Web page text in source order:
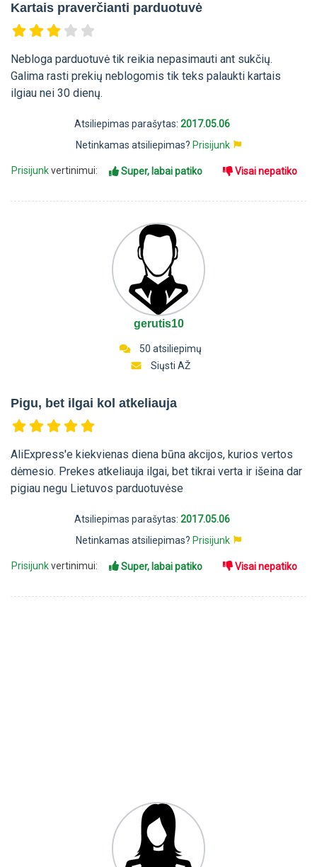
Kartais praverčianti parduotuvė
Nebloga parduotuvė tik reikia nepasimauti ant sukčių.
Galima rasti prekių neblogomis tik teks palaukti kartais
ilgiau nei 30 dienų.
Atsiliepimas parašytas: 2017.05.06
Netinkamas atsiliepimas? Prisijunk
Prisijunkvertinimui: Super, labai patiko Visai nepatiko
gerutis10
50 atsiliepimų
Siųsti AŽ
Pigu, bet ilgai kol atkeliauja
AliExpress'e kiekvienas diena būna akcijos, kurios vertos
dėmesio. Prekes atkeliauja ilgai, bet tikrai verta ir išeina dar
pigiau negu Lietuvos parduotuvėse
Atsiliepimas parašytas: 2017.05.06
Netinkamas atsiliepimas? Prisijunk
Prisijunkvertinimui: Super, labai patiko Visai nepatiko